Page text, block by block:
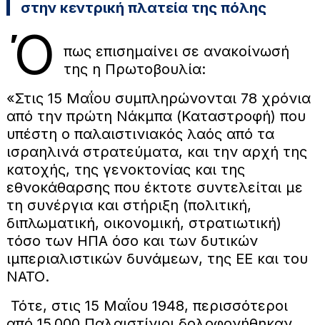
στην κεντρική πλατεία της πόλης
Ό
πως επισημαίνει σε ανακοίνωσή
της η Πρωτοβουλία:
«Στις 15 Μαΐου συμπληρώνονται 78 χρόνια
από την πρώτη Νάκμπα (Καταστροφή) που
υπέστη ο παλαιστινιακός λαός από τα
ισραηλινά στρατεύματα, και την αρχή της
κατοχής, της γενοκτονίας και της
εθνοκάθαρσης που έκτοτε συντελείται με
τη συνέργια και στήριξη (πολιτική,
διπλωματική, οικονομική, στρατιωτική)
τόσο των ΗΠΑ όσο και των δυτικών
ιμπεριαλιστικών δυνάμεων, της ΕΕ και του
ΝΑΤΟ.
Τότε, στις 15 Μαΐου 1948, περισσότεροι